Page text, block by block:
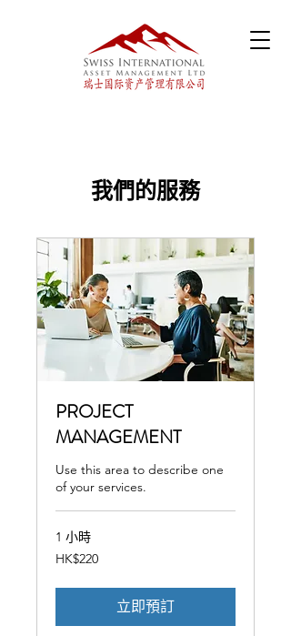
我們的服務
PROJECT
MANAGEMENT
Use this area to describe one
of your services.
1 小時
220
港
HK$220
立即預訂